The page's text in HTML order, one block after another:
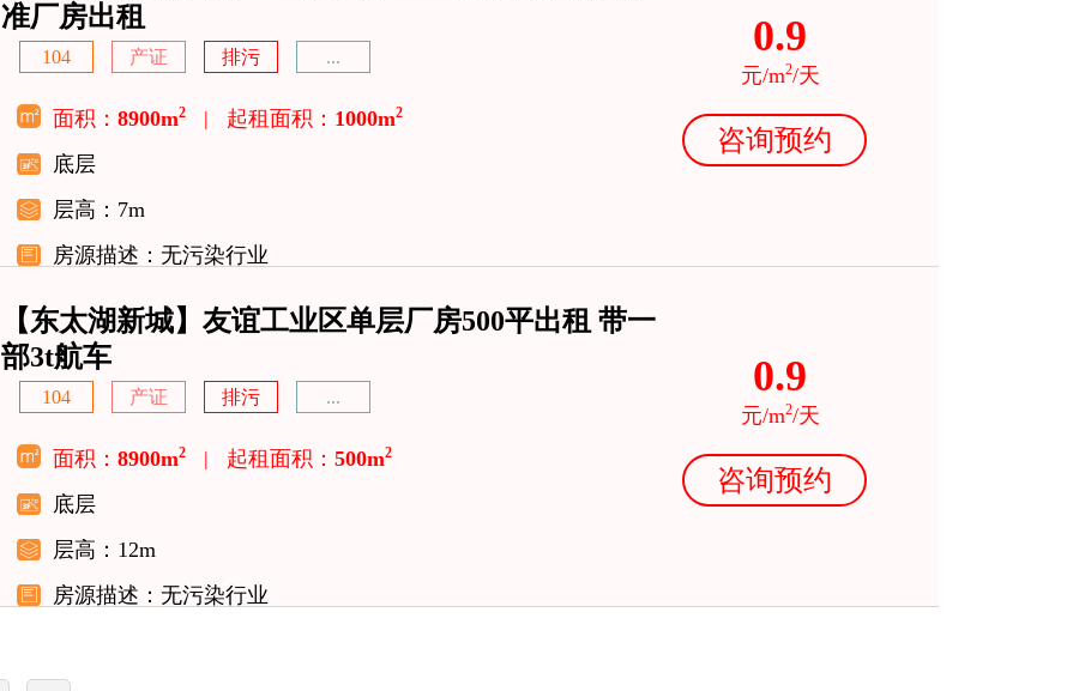
准厂房出租
104 产证 排污 ...
面积： 8900m2 | 起租面积： 1000m2
底层
层高：7m
房源描述：无污染行业
0.9
元/m2/天
咨询预约
【东太湖新城】友谊工业区单层厂房500平出租 带一
部3t航车
104 产证 排污 ...
面积： 8900m2 | 起租面积： 500m2
底层
层高：12m
房源描述：无污染行业
0.9
元/m2/天
咨询预约